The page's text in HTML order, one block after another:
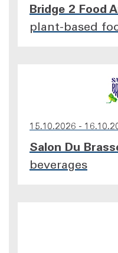
Bridge 2 Food
plant-based
15.10.2026 -
Salon Du
beverages